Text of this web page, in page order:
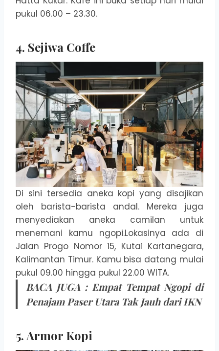
pukul 06.00 – 23.30.
4. Sejiwa Coffe
Di sini tersedia aneka kopi yang disajikan
oleh barista-barista andal. Mereka juga
menyediakan aneka camilan untuk
menemani kamu ngopi.Lokasinya ada di
Jalan Progo Nomor 15, Kutai Kartanegara,
Kalimantan Timur. Kamu bisa datang mulai
pukul 09.00 hingga pukul 22.00 WITA.
BACA JUGA : Empat Tempat Ngopi di
Penajam Paser Utara Tak Jauh dari IKN
5. Armor Kopi